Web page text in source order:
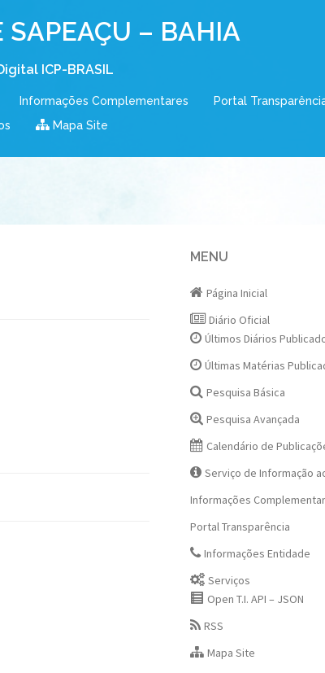
SAPEAÇU – BAHIA
ICP-BRASIL
Informações Complementares
Portal
Mapa Site
MENU
Página Inicial
Diário Oficial
Últimos Diários
Últimas Matérias
Pesquisa Básica
Pesquisa Avançada
Calendário de
Serviço de Informação
Informações
Portal Transparência
Informações Entidade
Serviços
Open T.I. API – JSON
RSS
Mapa Site